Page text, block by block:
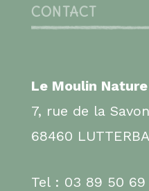
CONTACT
Le Moulin Nature
7, rue de la
68460
Tel : 03 89 50 69